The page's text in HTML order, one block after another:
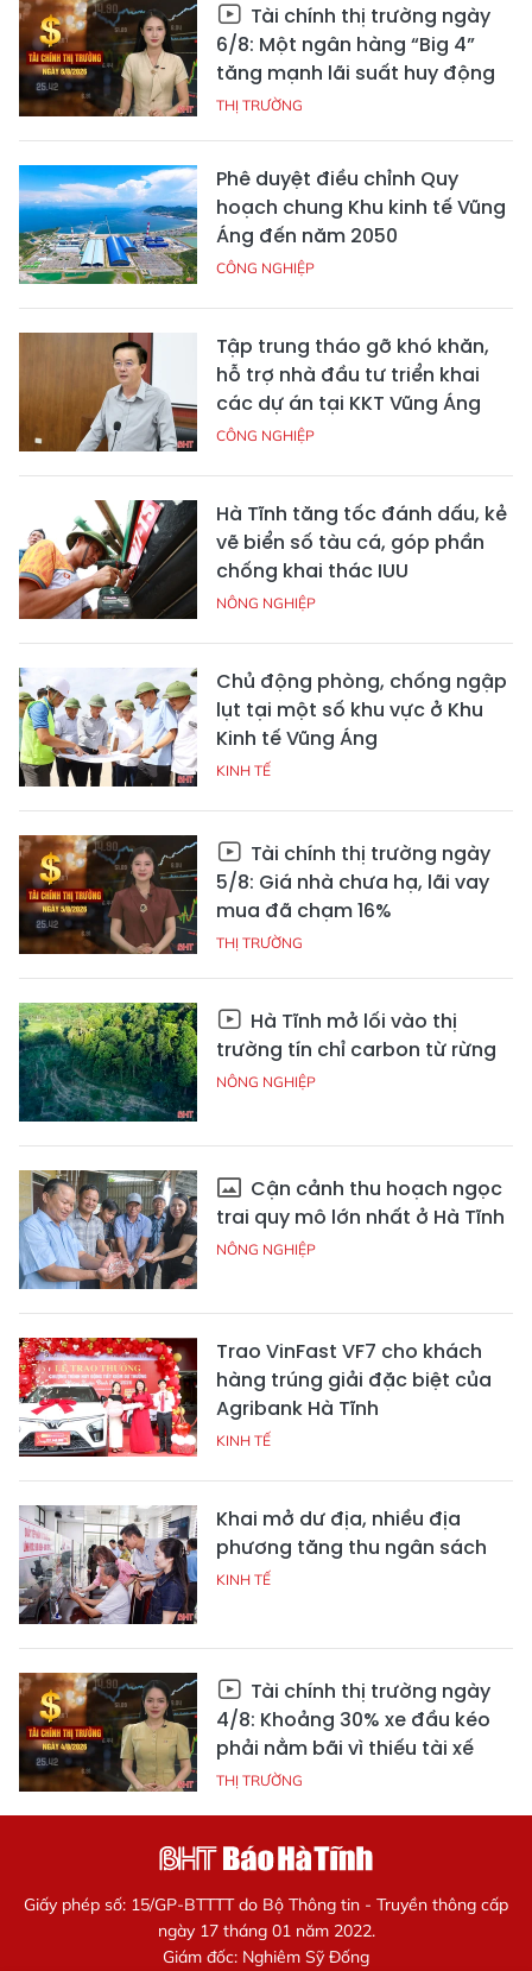
Tài chính thị trường ngày
6/8: Một ngân hàng “Big 4”
tăng mạnh lãi suất huy động
THỊ TRƯỜNG
Phê duyệt điều chỉnh Quy
hoạch chung Khu kinh tế Vũng
Áng đến năm 2050
CÔNG NGHIỆP
Tập trung tháo gỡ khó khăn,
hỗ trợ nhà đầu tư triển khai
các dự án tại KKT Vũng Áng
CÔNG NGHIỆP
Hà Tĩnh tăng tốc đánh dấu, kẻ
vẽ biển số tàu cá, góp phần
chống khai thác IUU
NÔNG NGHIỆP
Chủ động phòng, chống ngập
lụt tại một số khu vực ở Khu
Kinh tế Vũng Áng
KINH TẾ
Tài chính thị trường ngày
5/8: Giá nhà chưa hạ, lãi vay
mua đã chạm 16%
THỊ TRƯỜNG
Hà Tĩnh mở lối vào thị
trường tín chỉ carbon từ rừng
NÔNG NGHIỆP
Cận cảnh thu hoạch ngọc
trai quy mô lớn nhất ở Hà Tĩnh
NÔNG NGHIỆP
Trao VinFast VF7 cho khách
hàng trúng giải đặc biệt của
Agribank Hà Tĩnh
KINH TẾ
Khai mở dư địa, nhiều địa
phương tăng thu ngân sách
KINH TẾ
Tài chính thị trường ngày
4/8: Khoảng 30% xe đầu kéo
phải nằm bãi vì thiếu tài xế
THỊ TRƯỜNG
Giấy phép số: 15/GP-BTTTT do Bộ Thông tin - Truyền thông cấp
ngày 17 tháng 01 năm 2022.
Giám đốc: Nghiêm Sỹ Đống